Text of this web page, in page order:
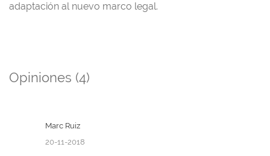
adaptación al nuevo marco legal.
Opiniones (4)
Marc Ruiz
20-11-2018